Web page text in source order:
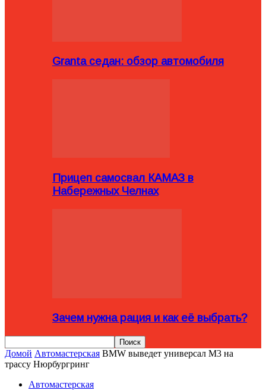
Granta седан: обзор автомобиля
Прицеп самосвал КАМАЗ в
Набережных Челнах
Зачем нужна рация и как её выбрать?
Домой Автомастерская BMW выведет универсал M3 на
трассу Нюрбургринг
Автомастерская